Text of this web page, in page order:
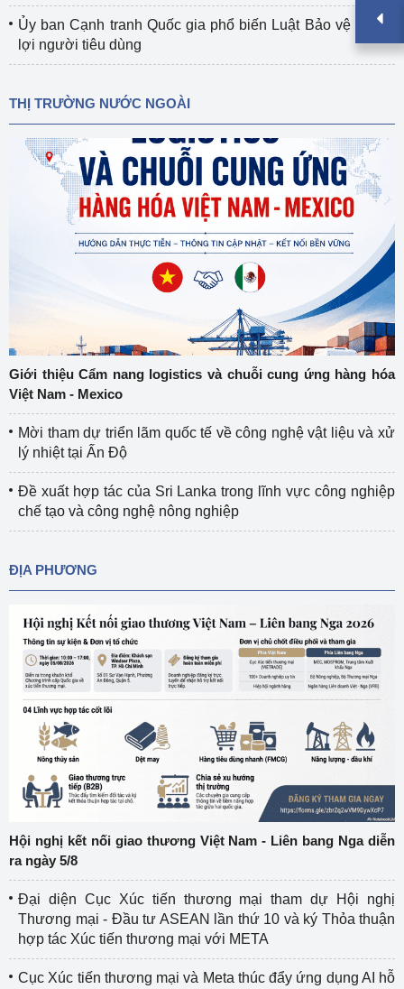
Ủy ban Cạnh tranh Quốc gia phổ biến Luật Bảo vệ quyền
lợi người tiêu dùng
THỊ TRƯỜNG NƯỚC NGOÀI
Giới thiệu Cẩm nang logistics và chuỗi cung ứng hàng hóa
Việt Nam - Mexico
Mời tham dự triển lãm quốc tế về công nghệ vật liệu và xử
lý nhiệt tại Ấn Độ
Đề xuất hợp tác của Sri Lanka trong lĩnh vực công nghiệp
chế tạo và công nghệ nông nghiệp
ĐỊA PHƯƠNG
Hội nghị kết nối giao thương Việt Nam - Liên bang Nga diễn
ra ngày 5/8
Đại diện Cục Xúc tiến thương mại tham dự Hội nghị
Thương mại - Đầu tư ASEAN lần thứ 10 và ký Thỏa thuận
hợp tác Xúc tiến thương mại với META
Cục Xúc tiến thương mại và Meta thúc đẩy ứng dụng AI hỗ